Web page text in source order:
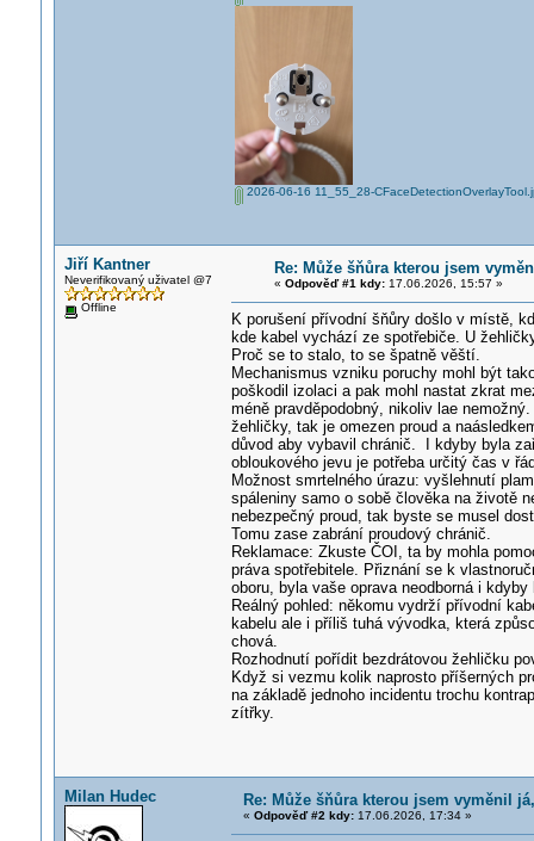
2026-06-16 11_55_28-
Jiří Kantner
Neverifikovaný uživatel @7
Offline
Re: Může šňůra kterou jsem
« Odpověď #1 kdy:17.06.2026, 15:57 »
K porušení přívodní šňůry došlo v místě,
kde kabel vychází ze spotřebiče. U
Proč se to stalo, to se špatně věští.
Mechanismus vzniku poruchy mohl být
poškodil izolaci a pak mohl nastat zkrat
méně pravděpodobný, nikoliv lae
žehličky, tak je omezen proud a
důvod aby vybavil chránič. I kdyby byla
obloukového jevu je potřeba určitý čas v
Možnost smrtelného úrazu: vyšlehnutí
spáleniny samo o sobě člověka na životě
nebezpečný proud, tak byste se musel
Tomu zase zabrání proudový chránič.
Reklamace: Zkuste ČOI, ta by mohla
práva spotřebitele. Přiznání se k
oboru, byla vaše oprava neodborná i
Reálný pohled: někomu vydrží přívodní
kabelu ale i příliš tuhá vývodka, která
chová.
Rozhodnutí pořídit bezdrátovou žehličku
Když si vezmu kolik naprosto příšerných
na základě jednoho incidentu trochu
zítřky.
Milan Hudec Re: Může šňůra kterou jsem vyměnil
« Odpověď #2 kdy:17.06.2026, 17:34 »